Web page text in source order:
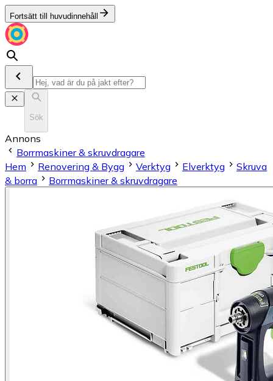
Fortsätt till huvudinnehåll
Sök
Annons
Borrmaskiner & skruvdragare
Hem
Renovering & Bygg Verktyg Elverktyg
Skruva
& borra
Borrmaskiner & skruvdragare